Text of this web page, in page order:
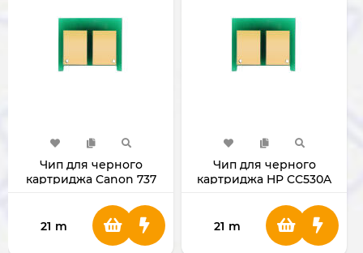
Чип для черного
картриджа Canon 737
21 m
Чип для черного
картриджа HP CС530A
21 m